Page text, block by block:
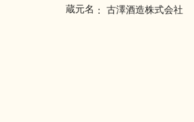
蔵元名
古澤酒造株式会社